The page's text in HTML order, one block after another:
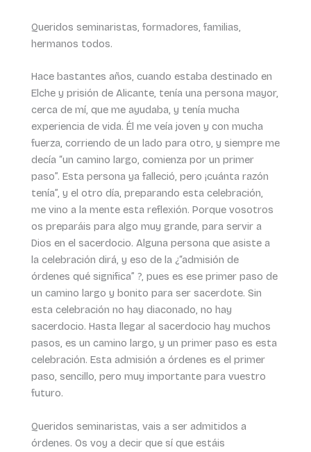
Queridos seminaristas, formadores, familias,
hermanos todos.
Hace bastantes años, cuando estaba destinado en
Elche y prisión de Alicante, tenía una persona mayor,
cerca de mí, que me ayudaba, y tenía mucha
experiencia de vida. Él me veía joven y con mucha
fuerza, corriendo de un lado para otro, y siempre me
decía “un camino largo, comienza por un primer
paso”. Esta persona ya falleció, pero ¡cuánta razón
tenía”, y el otro día, preparando esta celebración,
me vino a la mente esta reflexión. Porque vosotros
os preparáis para algo muy grande, para servir a
Dios en el sacerdocio. Alguna persona que asiste a
la celebración dirá, y eso de la ¿“admisión de
órdenes qué significa” ?, pues es ese primer paso de
un camino largo y bonito para ser sacerdote. Sin
esta celebración no hay diaconado, no hay
sacerdocio. Hasta llegar al sacerdocio hay muchos
pasos, es un camino largo, y un primer paso es esta
celebración. Esta admisión a órdenes es el primer
paso, sencillo, pero muy importante para vuestro
futuro.
Queridos seminaristas, vais a ser admitidos a
órdenes. Os voy a decir que sí que estáis